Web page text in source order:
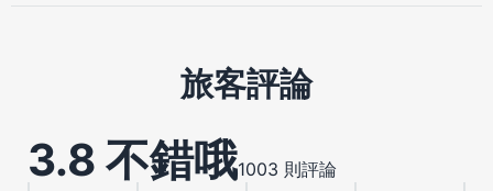
旅客評論
3.8 不錯哦1003 則評論